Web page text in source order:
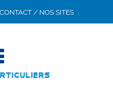
CONTACT / NOS SITES